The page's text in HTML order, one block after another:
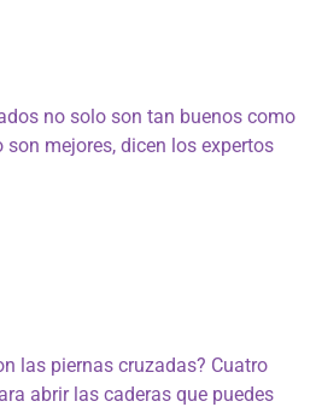
no solo son tan buenos como
son mejores, dicen los expertos
las piernas cruzadas? Cuatro
abrir las caderas que puedes